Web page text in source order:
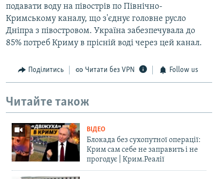
подавати воду на півострів по Північно-
Кримському каналу, що з'єднує головне русло
Дніпра з півостровом. Україна забезпечувала до
85% потреб Криму в прісній воді через цей канал.
Поділитись Читати без VPN Follow us
Читайте також
ВІДЕО
Блокада без сухопутної операції:
Крим сам себе не заправить і не
прогодує | Крим.Реалії